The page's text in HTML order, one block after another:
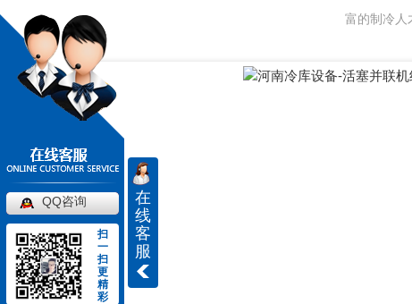
富的制冷人
在
线
客
服
QQ咨询
扫
一
扫
更
精
彩